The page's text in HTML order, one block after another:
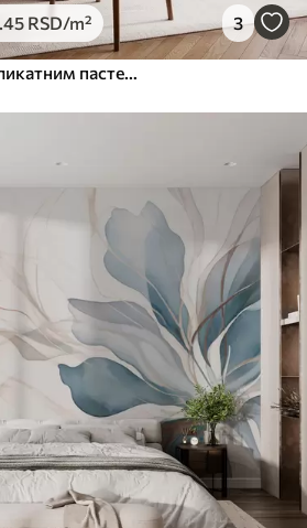
.45 RSD/m² 3